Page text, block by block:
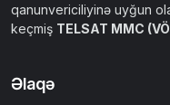
qanunvericiliyinə uyğun
keçmiş TELSAT MMC
Əlaqə